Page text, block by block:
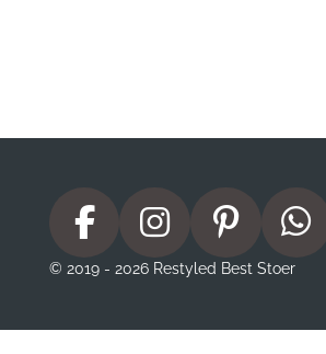
F
a
e
I
n
t
P
i
t
W
h
t
© 2019 - 2026 Restyled Best Stoer